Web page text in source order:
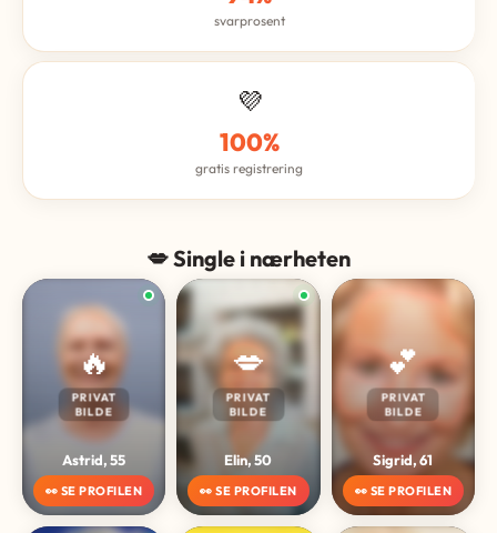
svarprosent
💜
100%
gratis registrering
💋 Single i nærheten
🔥
PRIVAT
BILDE
Astrid, 55
👀 SE PROFILEN
💋
PRIVAT
BILDE
Elin, 50
👀 SE PROFILEN
💕
PRIVAT
BILDE
Sigrid, 61
👀 SE PROFILEN